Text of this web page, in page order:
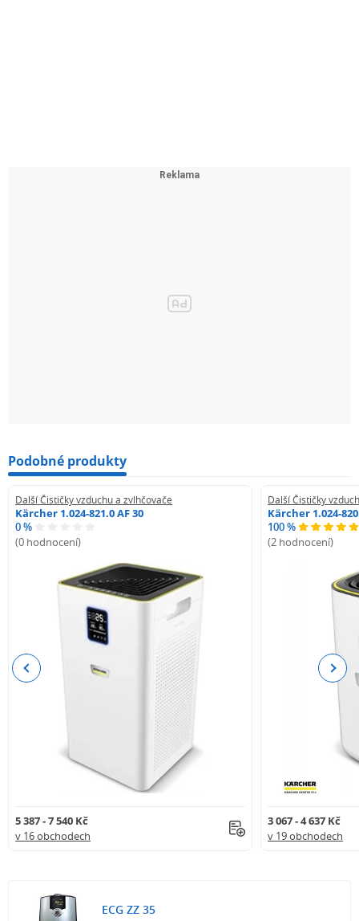
Podobné produkty
Další Čističky vzduchu a zvlhčovače
Kärcher 1.024-821.0 AF 30
0 %
(0 hodnocení)
5 387 - 7 540 Kč
v 16 obchodech
Další Čističky
Kärcher 1.024-
100 %
(2 hodnocení)
3 067 - 4 637 Kč
v 19 obchodech
Previous Next
ECG ZZ 35